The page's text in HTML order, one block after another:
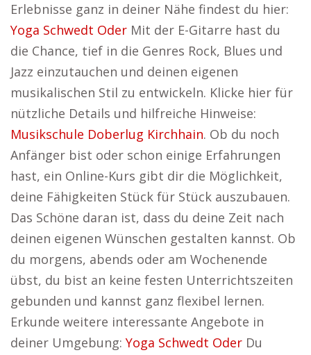
Erlebnisse ganz in deiner Nähe findest du hier:
Yoga Schwedt Oder Mit der E-Gitarre hast du
die Chance, tief in die Genres Rock, Blues und
Jazz einzutauchen und deinen eigenen
musikalischen Stil zu entwickeln. Klicke hier für
nützliche Details und hilfreiche Hinweise:
Musikschule Doberlug Kirchhain. Ob du noch
Anfänger bist oder schon einige Erfahrungen
hast, ein Online-Kurs gibt dir die Möglichkeit,
deine Fähigkeiten Stück für Stück auszubauen.
Das Schöne daran ist, dass du deine Zeit nach
deinen eigenen Wünschen gestalten kannst. Ob
du morgens, abends oder am Wochenende
übst, du bist an keine festen Unterrichtszeiten
gebunden und kannst ganz flexibel lernen.
Erkunde weitere interessante Angebote in
deiner Umgebung: Yoga Schwedt Oder Du